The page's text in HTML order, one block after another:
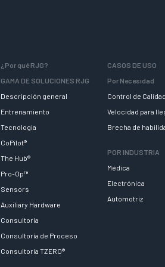
i
n
g
:
P
e
t
e
r
o
¿Por qué RJG?
GAMA DE SOLUCIONES RJG
Descripción general
Entrenamiento
Tecnologia
CoPilot®
The Hub®
Pro-Op™
Sensors
Auxiliary Hardware
Consultoría
Consultoría de Proceso
Consultoría TZERO®
CASOS DE USO
Por Necesidad
Control de Calidad
Velocidad para
Brecha de
POR INDUSTRIA
Médica
Electrónica
Automotriz